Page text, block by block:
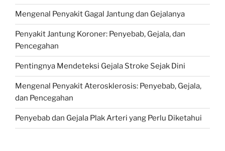
Mengenal Penyakit Gagal Jantung dan Gejalanya
Penyakit Jantung Koroner: Penyebab, Gejala, dan
Pencegahan
Pentingnya Mendeteksi Gejala Stroke Sejak Dini
Mengenal Penyakit Aterosklerosis: Penyebab, Gejala,
dan Pencegahan
Penyebab dan Gejala Plak Arteri yang Perlu Diketahui